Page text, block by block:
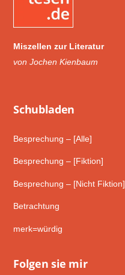
Miszellen zur Literatur
von Jochen Kienbaum
Schub­laden
Besprechung – [Alle]
Besprechung – [Fiktion]
Besprechung – [Nicht Fiktion]
Betrachtung
merk=würdig
Folgen sie mir